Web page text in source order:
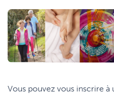
Vous pouvez vous inscrire à